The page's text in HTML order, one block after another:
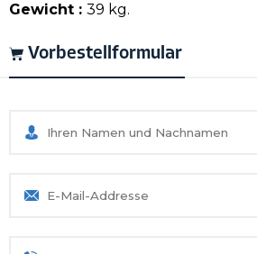
Gewicht : 39 kg.
Vorbestellformular